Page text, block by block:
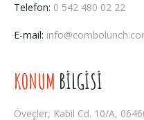
Telefon: 0 542 480 02 22
E-mail:
KONUM BİLGİSİ
Öveçler, Kabil Cd. 10/A,